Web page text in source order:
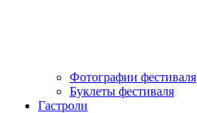
Фотографии фестиваля
Буклеты фестиваля
Гастроли